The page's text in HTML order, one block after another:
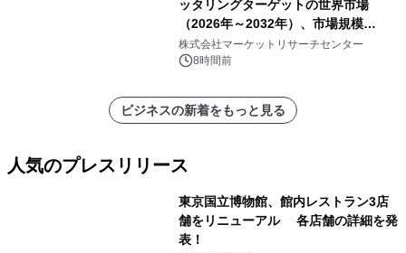
ッタリングターゲットの世界市場
（2026年～2032年）、市場規模
（0.995、0.999、その他）・分析レポ
ートを発表
株式会社マーケットリサーチセンター
8時間前
ビジネスの新着をもっと見る
人気のプレスリリース
東京国立博物館、館内レストラン3店
舗をリニューアル 各店舗の詳細を発
表！